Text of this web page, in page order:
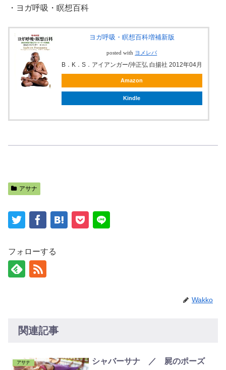
・ヨガ呼吸・瞑想百科
ヨガ呼吸・瞑想百科増補新版
posted with ヨメレバ
B．K．S．アイアンガー/沖正弘 白揚社 2012年04月
Amazon
Kindle
アサナ
フォローする
Wakko
関連記事
アサナ シャバーサナ ／ 屍のポーズ